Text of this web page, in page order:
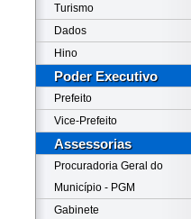
Turismo
Dados
Hino
Poder Executivo
Prefeito
Vice-Prefeito
Assessorias
Procuradoria Geral do
Município - PGM
Gabinete